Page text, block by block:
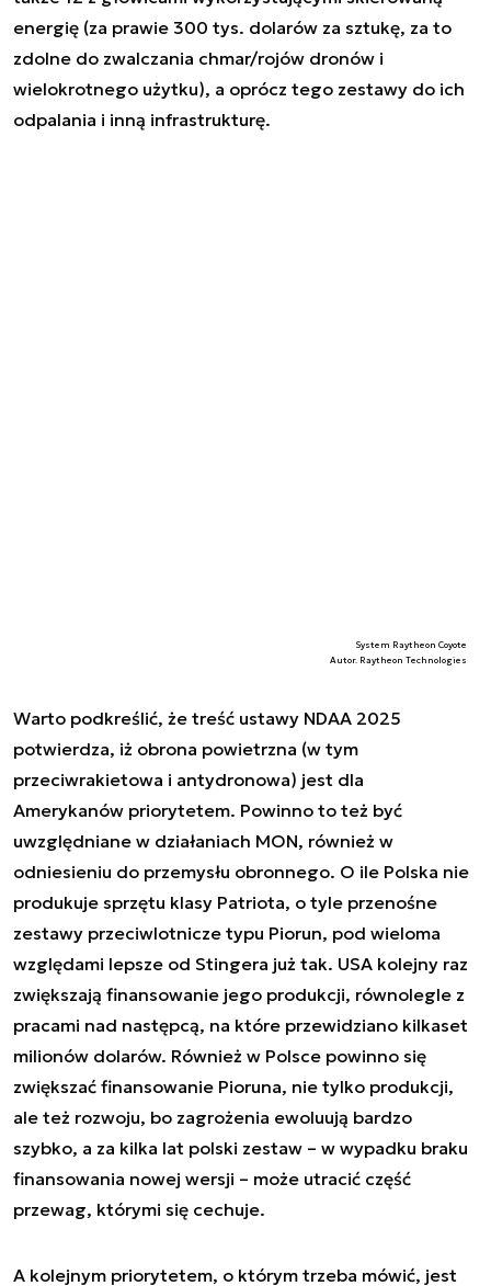
energię (za prawie 300 tys. dolarów za sztukę, za to
zdolne do zwalczania chmar/rojów dronów i
wielokrotnego użytku), a oprócz tego zestawy do ich
odpalania i inną infrastrukturę.
System Raytheon Coyote
Autor. Raytheon Technologies
Warto podkreślić, że treść ustawy NDAA 2025
potwierdza, iż obrona powietrzna (w tym
przeciwrakietowa i antydronowa) jest dla
Amerykanów priorytetem. Powinno to też być
uwzględniane w działaniach MON, również w
odniesieniu do przemysłu obronnego. O ile Polska nie
produkuje sprzętu klasy Patriota, o tyle przenośne
zestawy przeciwlotnicze typu Piorun, pod wieloma
względami lepsze od Stingera już tak. USA kolejny raz
zwiększają finansowanie jego produkcji, równolegle z
pracami nad następcą, na które przewidziano kilkaset
milionów dolarów. Również w Polsce powinno się
zwiększać finansowanie Pioruna, nie tylko produkcji,
ale też rozwoju, bo zagrożenia ewoluują bardzo
szybko, a za kilka lat polski zestaw – w wypadku braku
finansowania nowej wersji – może utracić część
przewag, którymi się cechuje.
A kolejnym priorytetem, o którym trzeba mówić, jest